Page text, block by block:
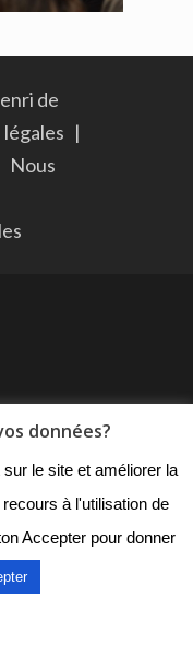
de
|
Nous
données?
le site et améliorer la
à l'utilisation de
Accepter pour donner